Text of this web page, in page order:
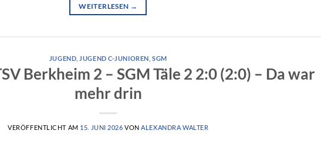
WEITERLESEN →
JUGEND JUGEND C-JUNIOREN SGM
Berkheim 2 – SGM Täle 2 2:0 (2:0) – Da war
mehr drin
VERÖFFENTLICHT AM 15. JUNI 2026 VONALEXANDRA WALTER